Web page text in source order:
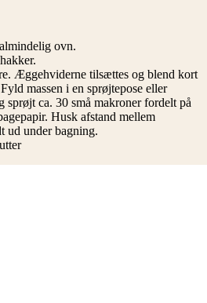
ovn.
Æggehviderne tilsættes og blend kort
massen i en sprøjtepose eller
ca. 30 små makroner fordelt på
Husk afstand mellem
ud under bagning.